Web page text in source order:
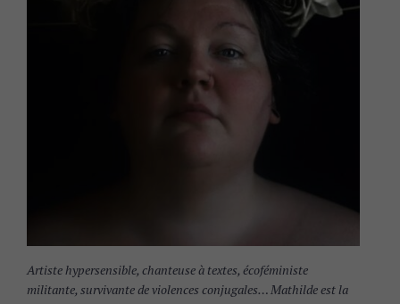
Artiste hypersensible, chanteuse à textes, écoféministe
militante, survivante de violences conjugales… Mathilde est la